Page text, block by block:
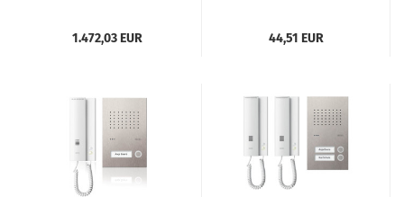
1.472,03 EUR 44,51 EUR